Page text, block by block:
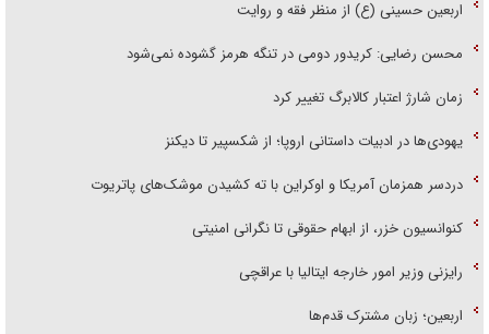
اربعین حسینی (ع) از منظر فقه و روایت
محسن رضایی: کریدور دومی در تنگه هرمز گشوده نمی‌شود
زمان شارژ اعتبار کالابرگ تغییر کرد
یهودی‌ها در ادبیات داستانی اروپا؛ از شکسپیر تا دیکنز
دردسر همزمان آمریکا و اوکراین با ته کشیدن موشک‌های پاتریوت
کنوانسیون خزر، از ابهام حقوقی تا نگرانی امنیتی
رایزنی وزیر امور خارجه ایتالیا با عراقچی
اربعین؛ زبان مشترک قدم‌ها